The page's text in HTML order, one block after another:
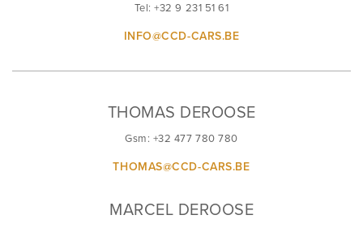
Tel: +32 9 231 51 61
INFO@CCD-CARS.BE
THOMAS DEROOSE
Gsm: +32 477 780 780
THOMAS@CCD-CARS.BE
MARCEL DEROOSE